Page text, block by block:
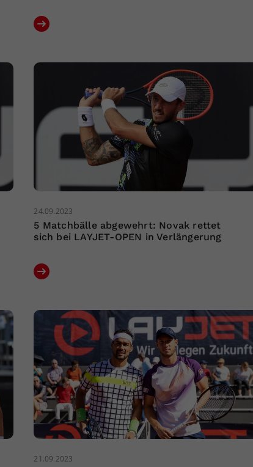
24.09.2023
5 Matchbälle abgewehrt: Novak rettet
sich bei LAYJET-OPEN in Verlängerung
21.09.2023